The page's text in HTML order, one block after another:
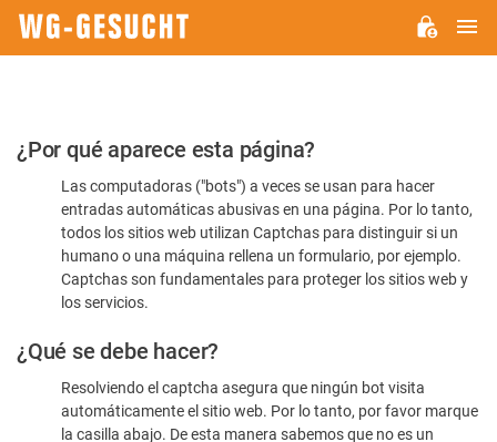
Por
favor,
confirme
humano
¿Por qué aparece esta página?
Las computadoras ("bots") a veces se usan para hacer
entradas automáticas abusivas en una página. Por lo tanto,
todos los sitios web utilizan Captchas para distinguir si un
humano o una máquina rellena un formulario, por ejemplo.
Captchas son fundamentales para proteger los sitios web y
los servicios.
¿Qué se debe hacer?
Resolviendo el captcha asegura que ningún bot visita
automáticamente el sitio web. Por lo tanto, por favor marque
la casilla abajo. De esta manera sabemos que no es un